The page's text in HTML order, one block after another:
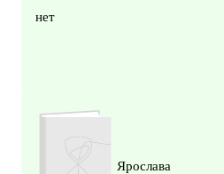
нет
Ярослава